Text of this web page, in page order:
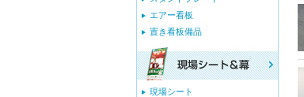
エアー看板
置き看板備品
現場シート